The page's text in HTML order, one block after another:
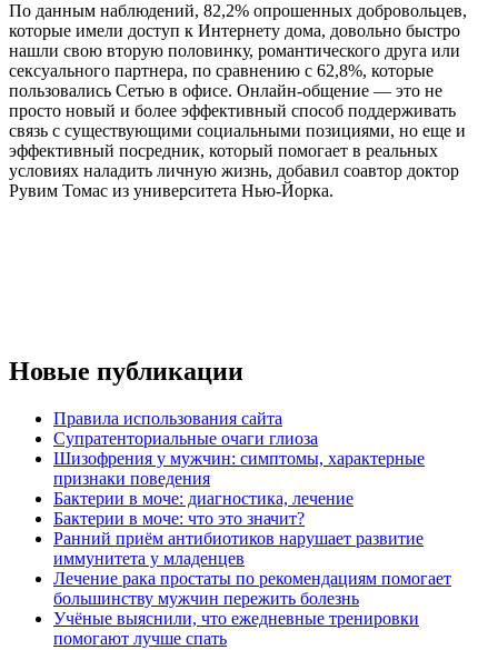
По данным наблюдений, 82,2% опрошенных добровольцев,
которые имели доступ к Интернету дома, довольно быстро
нашли свою вторую половинку, романтического друга или
сексуального партнера, по сравнению с 62,8%, которые
пользовались Сетью в офисе. Онлайн-общение — это не
просто новый и более эффективный способ поддерживать
связь с существующими социальными позициями, но еще и
эффективный посредник, который помогает в реальных
условиях наладить личную жизнь, добавил соавтор доктор
Рувим Томас из университета Нью-Йорка.
Новые публикации
Правила использования сайта
Супратенториальные очаги глиоза
Шизофрения у мужчин: симптомы, характерные
признаки поведения
Бактерии в моче: диагностика, лечение
Бактерии в моче: что это значит?
Ранний приём антибиотиков нарушает развитие
иммунитета у младенцев
Лечение рака простаты по рекомендациям помогает
большинству мужчин пережить болезнь
Учёные выяснили, что ежедневные тренировки
помогают лучше спать